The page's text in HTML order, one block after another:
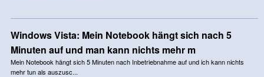
Windows Vista: Mein Notebook hängt sich nach 5
Minuten auf und man kann nichts mehr m
Mein Notebook hängt sich 5 Minuten nach Inbetriebnahme auf und ich kann nichts
mehr tun als auszusc...